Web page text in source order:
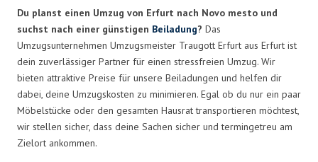
Du planst einen Umzug von Erfurt nach Novo mesto und
suchst nach einer günstigen Beiladung? Das
Umzugsunternehmen Umzugsmeister Traugott Erfurt aus Erfurt ist
dein zuverlässiger Partner für einen stressfreien Umzug. Wir
bieten attraktive Preise für unsere Beiladungen und helfen dir
dabei, deine Umzugskosten zu minimieren. Egal ob du nur ein paar
Möbelstücke oder den gesamten Hausrat transportieren möchtest,
wir stellen sicher, dass deine Sachen sicher und termingetreu am
Zielort ankommen.